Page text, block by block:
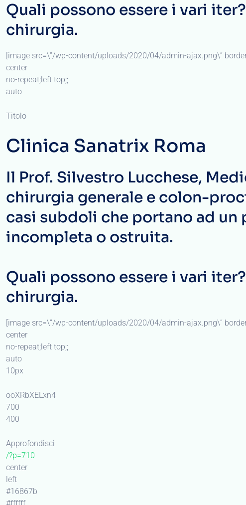
Quali possono essere i vari
chirurgia.
[image src=\”/wp-content/uploads/2020/04/admin-ajax.png\”
center
no-repeat;left top;;
auto
Titolo
Clinica Sanatrix Roma
Il Prof. Silvestro Lucchese,
chirurgia generale e colon-
casi subdoli che portano ad
incompleta o ostruita.
Quali possono essere i vari
chirurgia.
[image src=\”/wp-content/uploads/2020/04/admin-ajax.png\”
center
no-repeat;left top;;
auto
10px
ooXRbXELxn4
700
400
Approfondisci
/?p=710
center
left
#16867b